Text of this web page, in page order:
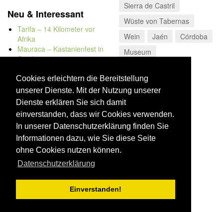
Cookies erleichtern die Bereitstellung
unserer Dienste. Mit der Nutzung unserer
Dienste erklären Sie sich damit
einverstanden, dass wir Cookies verwenden.
In unserer Datenschutzerklärung finden Sie
Informationen dazu, wie Sie diese Seite
ohne Cookies nutzen können.
Datenschutzerklärung
Einverstanden!
Neu & Interessant
Tarifa – 14 Kilometer vor
Afrika
Mauraca – Kastanienfest in
Capileira
Bolonia
Kap Trafalgar
Düne von Bolonia
Sierra de Castril
Wüste von Tabernas
Wein
Jaén
Córdoba
Museum